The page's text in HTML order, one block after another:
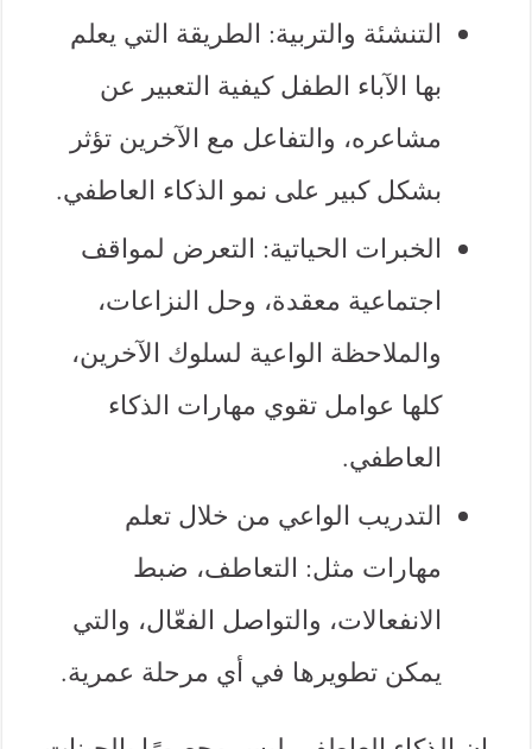
التنشئة والتربية: الطريقة التي يعلم
بها الآباء الطفل كيفية التعبير عن
مشاعره، والتفاعل مع الآخرين تؤثر
بشكل كبير على نمو الذكاء العاطفي.
الخبرات الحياتية: التعرض لمواقف
اجتماعية معقدة، وحل النزاعات،
والملاحظة الواعية لسلوك الآخرين،
كلها عوامل تقوي مهارات الذكاء
العاطفي.
التدريب الواعي من خلال تعلم
مهارات مثل: التعاطف، ضبط
الانفعالات، والتواصل الفعّال، والتي
يمكن تطويرها في أي مرحلة عمرية.